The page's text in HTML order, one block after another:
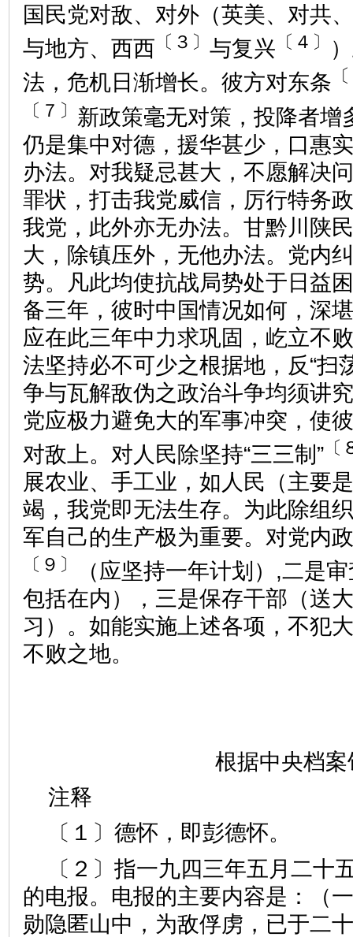
国民党对敌、对外（英美、对共
与地方、西西 〔３〕 与复兴 〔４〕
法，危机日渐增长。彼方对东条
〔７〕 新政策毫无对策，投降者增
仍是集中对德，援华甚少，口惠
办法。对我疑忌甚大，不愿解决
罪状，打击我党威信，厉行特务
我党，此外亦无办法。甘黔川陕
大，除镇压外，无他办法。党内
势。凡此均使抗战局势处于日益
备三年，彼时中国情况如何，深
应在此三年中力求巩固，屹立不
法坚持必不可少之根据地，反“扫
争与瓦解敌伪之政治斗争均须讲
党应极力避免大的军事冲突，使
对敌上。对人民除坚持“三三制”〔
展农业、手工业，如人民（主要
竭，我党即无法生存。为此除组
军自己的生产极为重要。对党内
〔９〕
（应坚持一年计划）,二是
包括在内），三是保存干部（送
习）。如能实施上述各项，不犯
不败之地。
根据中央档
注释
〔１〕德怀，即彭德怀。
〔２〕指一九四三年五月二十
的电报。电报的主要内容是：（
勋隐匿山中，为敌俘虏，已于二